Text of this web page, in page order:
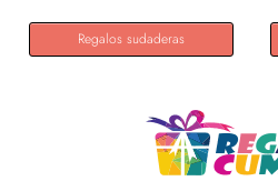
Regalos sudaderas